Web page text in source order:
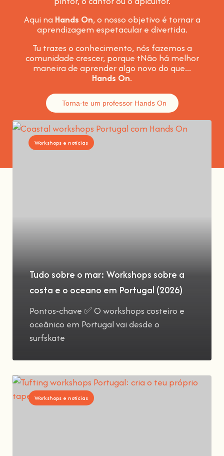
Aqui na Hands On, o nosso objetivo é tornar a
aprendizagem espetacular e divertida.
Tu trazes o conhecimento, nós fazemos a
comunidade crescer, porque tNão há melhor
maneira de aprender algo novo do que...
Hands On.
Torna-te um professor Hands On
Workshops e notícias
Tudo sobre o mar: Workshops sobre a
costa e o oceano em Portugal (2026)
Pontos-chave ✅ O workshops costeiro e
oceânico em Portugal vai desde o
surfskate
Workshops e notícias